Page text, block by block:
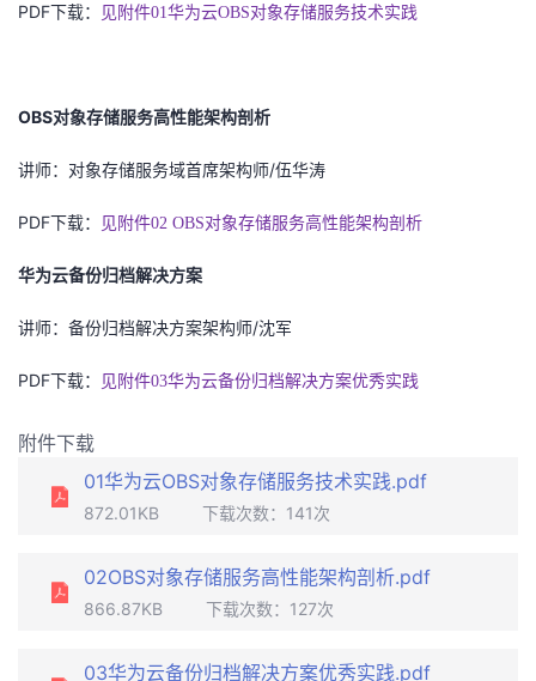
动
关
注
我
的
开
发
者
学
我
的
Programs
我
的
支
持
我
PDF 下载： 见附件01华为云OBS对象存储服务技术实践
OBS对象存储服务高性能架构剖析
讲师：对象存储服务域首席架构师/伍华涛
PDF 下载： 见附件02 OBS对象存储服务高性能架构剖析
华为云备份归档解决方案
讲师：备份归档解决方案架构师/沈军
PDF 下载： 见附件03华为云备份归档解决方案优秀实践
附件下载
01华为云OBS对象存储服务技术实践.pdf
872.01KB 下载次数： 141次
02OBS对象存储服务高性能架构剖析.pdf
866.87KB 下载次数： 127次
03华为云备份归档解决方案优秀实践.pdf